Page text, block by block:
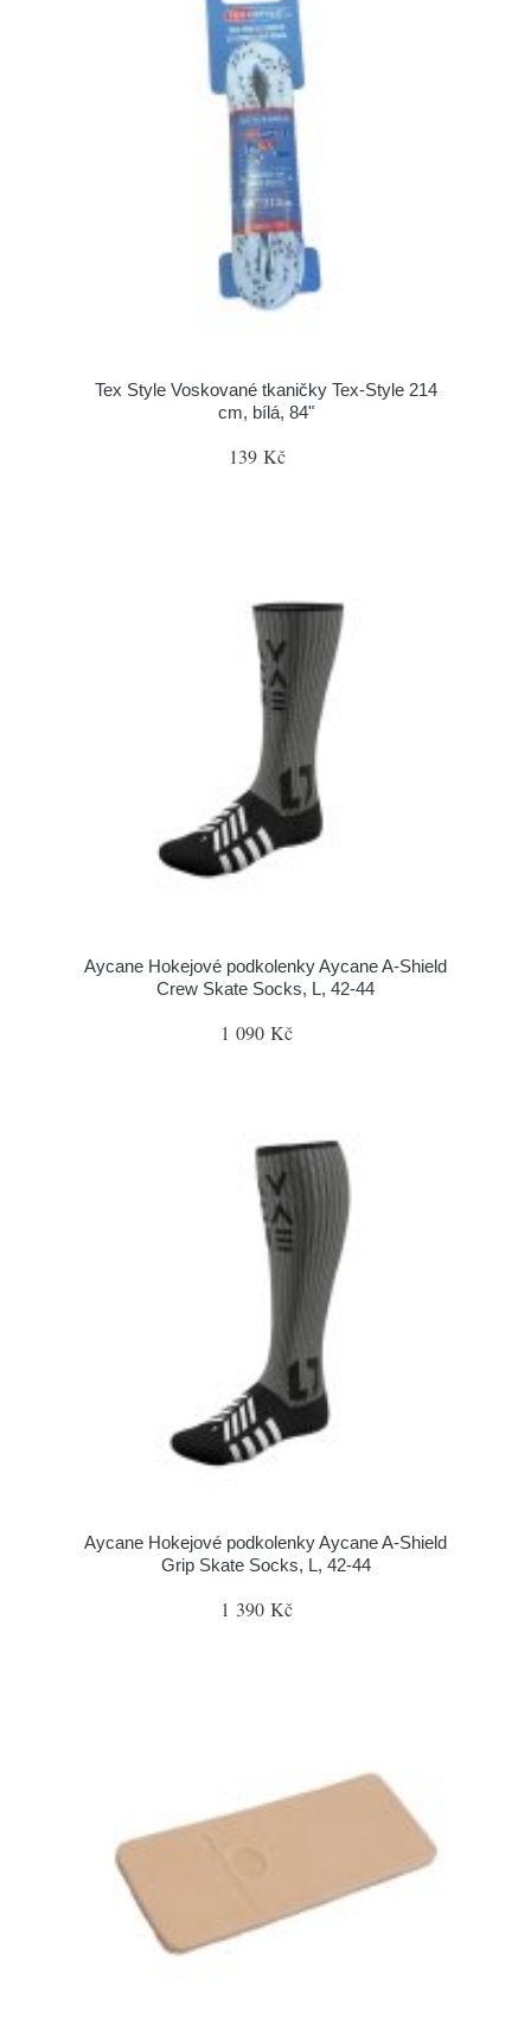
Tex Style Voskované tkaničky Tex-Style 214
cm, bílá, 84"
139 Kč
Aycane Hokejové podkolenky Aycane A-Shield
Crew Skate Socks, L, 42-44
1 090 Kč
Aycane Hokejové podkolenky Aycane A-Shield
Grip Skate Socks, L, 42-44
1 390 Kč